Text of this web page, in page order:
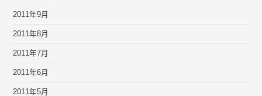
2011年9月
2011年8月
2011年7月
2011年6月
2011年5月